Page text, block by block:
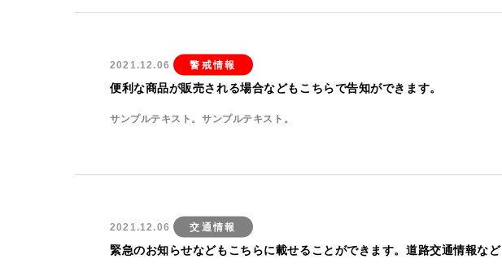
2021.12.06 警戒情報
便利な商品が販売される場合などもこちらで告知ができます。
サンプルテキスト。サンプルテキスト。
2021.12.06 交通情報
緊急のお知らせなどもこちらに載せることができます。道路交通情報など